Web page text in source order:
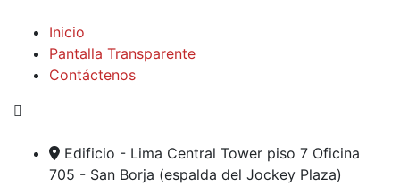
Inicio
Pantalla Transparente
Contáctenos
Edificio - Lima Central Tower piso 7 Oficina
705 - San Borja (espalda del Jockey Plaza)